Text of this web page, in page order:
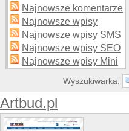
Najnowsze komentarze
Najnowsze wpisy
Najnowsze wpisy SMS
Najnowsze wpisy SEO
Najnowsze wpisy Mini
Wyszukiwarka:
Artbud.pl